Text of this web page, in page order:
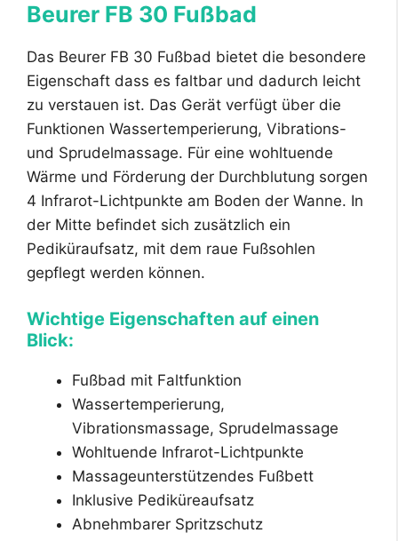
Beurer FB 30 Fußbad
Das Beurer FB 30 Fußbad bietet die besondere
Eigenschaft dass es faltbar und dadurch leicht
zu verstauen ist. Das Gerät verfügt über die
Funktionen Wassertemperierung, Vibrations-
und Sprudelmassage. Für eine wohltuende
Wärme und Förderung der Durchblutung sorgen
4 Infrarot-Lichtpunkte am Boden der Wanne. In
der Mitte befindet sich zusätzlich ein
Pediküraufsatz, mit dem raue Fußsohlen
gepflegt werden können.
Wichtige Eigenschaften auf einen
Blick:
Fußbad mit Faltfunktion
Wassertemperierung,
Vibrationsmassage, Sprudelmassage
Wohltuende Infrarot-Lichtpunkte
Massageunterstützendes Fußbett
Inklusive Pediküreaufsatz
Abnehmbarer Spritzschutz